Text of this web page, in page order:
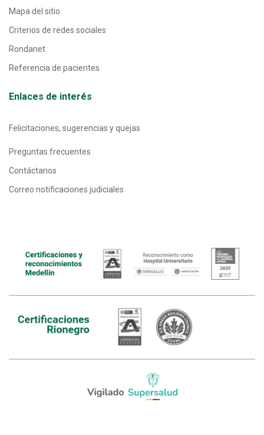
Mapa del sitio
Criterios de redes sociales
Rondanet
Referencia de pacientes
Enlaces de interés
Felicitaciones, sugerencias y quejas
Preguntas frecuentes
Contáctanos
Correo notificaciones judiciales